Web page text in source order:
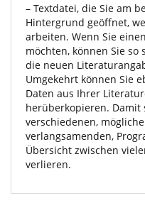
– Textdatei, die Sie am
Hintergrund geöffnet,
arbeiten. Wenn Sie
möchten, können Sie
die neuen
Umgekehrt können Sie
Daten aus Ihrer
herüberkopieren. Damit
verschiedenen,
verlangsamenden,
Übersicht zwischen
verlieren.